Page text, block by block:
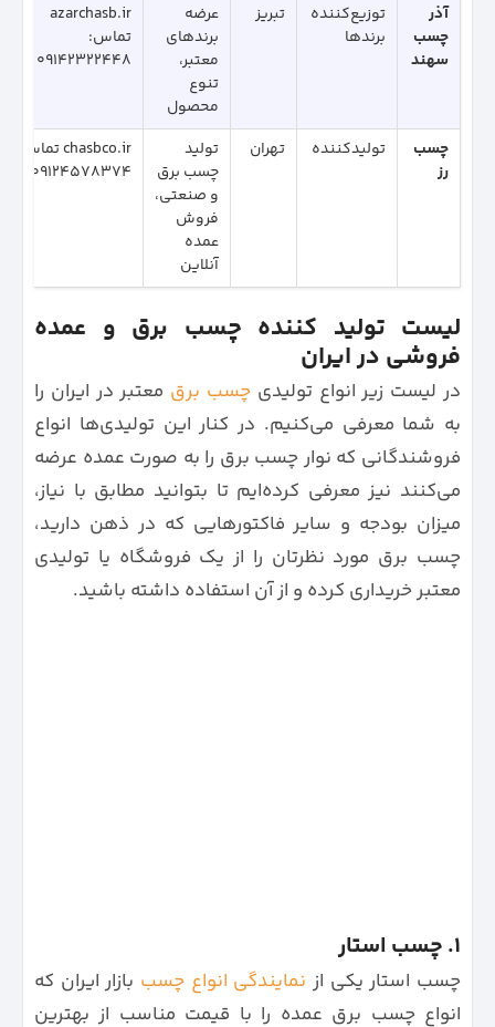
آذر
چسب
سهند
توزیع‌کننده
برندها
تبریز
عرضه
برندهای
معتبر،
تنوع
محصول
azarchasb.ir
تماس:
09142322448
چسب
رز
تولیدکننده تهران
تولید
چسب برق
و صنعتی،
فروش
عمده
آنلاین
chasbco.ir تماس:
09124578374
لیست تولید کننده چسب برق و عمده
فروشی در ایران
در لیست زیر انواع تولیدی چسب برق معتبر در ایران را
به شما معرفی می‌کنیم. در کنار این تولیدی‌ها انواع
فروشندگانی که نوار چسب برق را به صورت عمده عرضه
می‌کنند نیز معرفی کرده‌ایم تا بتوانید مطابق با نیاز،
میزان بودجه و سایر فاکتورهایی که در ذهن دارید،
چسب برق مورد نظرتان را از یک فروشگاه یا تولیدی
معتبر خریداری کرده و از آن استفاده داشته باشید.
1. چسب استار
چسب استار یکی از نمایندگی انواع چسب بازار ایران که
انواع چسب برق عمده را با قیمت مناسب از بهترین